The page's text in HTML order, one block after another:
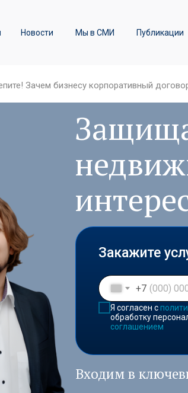
Мы в СМИ Публикации
Новости
Зачем бизнесу корпоративный
Входим в
+7
Я согласен с
обработку
соглашением
Закажите